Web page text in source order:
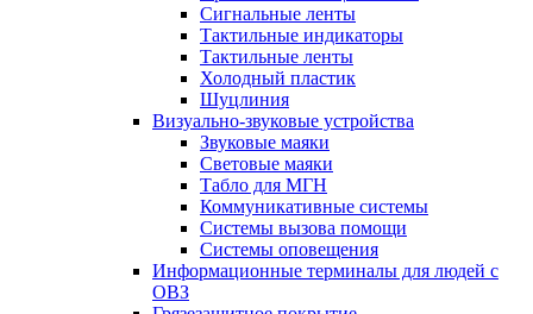
Сигнальные ленты
Тактильные индикаторы
Тактильные ленты
Холодный пластик
Шуцлиния
Визуально-звуковые устройства
Звуковые маяки
Световые маяки
Табло для МГН
Коммуникативные системы
Системы вызова помощи
Системы оповещения
Информационные терминалы для людей с
ОВЗ